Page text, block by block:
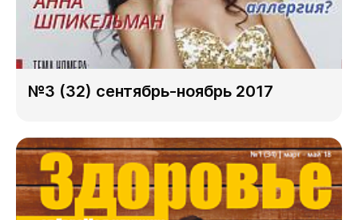
№3 (32) сентябрь-ноябрь 2017